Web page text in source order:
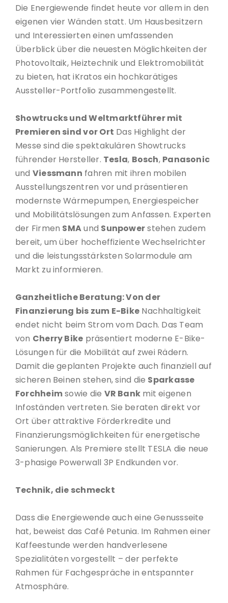
Die Energiewende findet heute vor allem in den
eigenen vier Wänden statt. Um Hausbesitzern
und Interessierten einen umfassenden
Überblick über die neuesten Möglichkeiten der
Photovoltaik, Heiztechnik und Elektromobilität
zu bieten, hat iKratos ein hochkarätiges
Aussteller-Portfolio zusammengestellt.
Showtrucks und Weltmarktführer mit
Premieren sind vor Ort Das Highlight der
Messe sind die spektakulären Showtrucks
führender Hersteller. Tesla, Bosch, Panasonic
und Viessmann fahren mit ihren mobilen
Ausstellungszentren vor und präsentieren
modernste Wärmepumpen, Energiespeicher
und Mobilitätslösungen zum Anfassen. Experten
der Firmen SMAund Sunpowerstehen zudem
bereit, um über hocheffiziente Wechselrichter
und die leistungsstärksten Solarmodule am
Markt zu informieren.
Ganzheitliche Beratung: Von der
Finanzierung bis zum E-Bike Nachhaltigkeit
endet nicht beim Strom vom Dach. Das Team
von Cherry Bike präsentiert moderne E-Bike-
Lösungen für die Mobilität auf zwei Rädern.
Damit die geplanten Projekte auch finanziell auf
sicheren Beinen stehen, sind die Sparkasse
Forchheimsowie die VR Bank mit eigenen
Infoständen vertreten. Sie beraten direkt vor
Ort über attraktive Förderkredite und
Finanzierungsmöglichkeiten für energetische
Sanierungen. Als Premiere stellt TESLA die neue
3-phasige Powerwall 3P Endkunden vor.
Technik, die schmeckt
Dass die Energiewende auch eine Genussseite
hat, beweist das Café Petunia. Im Rahmen einer
Kaffeestunde werden handverlesene
Spezialitäten vorgestellt – der perfekte
Rahmen für Fachgespräche in entspannter
Atmosphäre.